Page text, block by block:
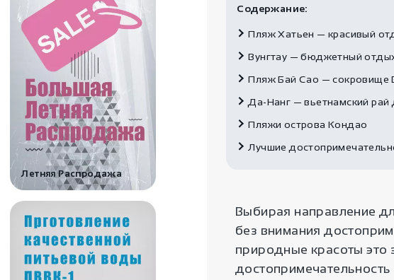
Летняя Распродажа
Содержание:
Пляж Хатьен — красивый
Вунгтау — бюджетный
Пляж Бай Сао — сокровище
Да-Нанг — вьетнамский рай
Пляжи острова Кондао
Лучшие
Выбирая направление
без внимания
природные красоты это